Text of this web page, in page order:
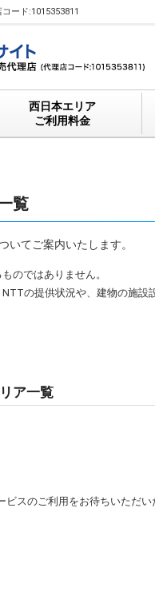
ード:1015353811
西日本エリア
ご利用料金
覧
いてご案内いたします。
のではありません。
の提供状況や、建物の施設
ア一覧
スのご利用をお待ちいただ